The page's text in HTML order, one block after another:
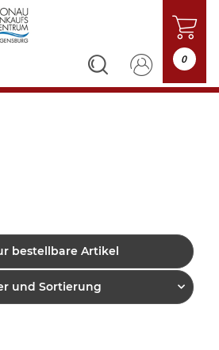
0
bestellbare Artikel
und Sortierung